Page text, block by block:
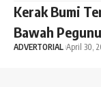
Kerak Bumi
Bawah
ADVERTORIAL April 30,